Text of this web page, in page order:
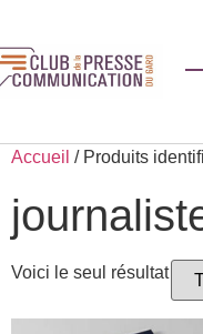
Accueil / Produits
Voici le seul résultat